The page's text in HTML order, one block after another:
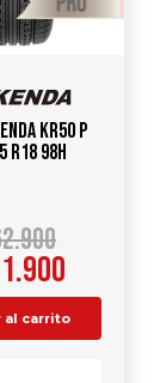
KR50 P
R18 98H
al carrito